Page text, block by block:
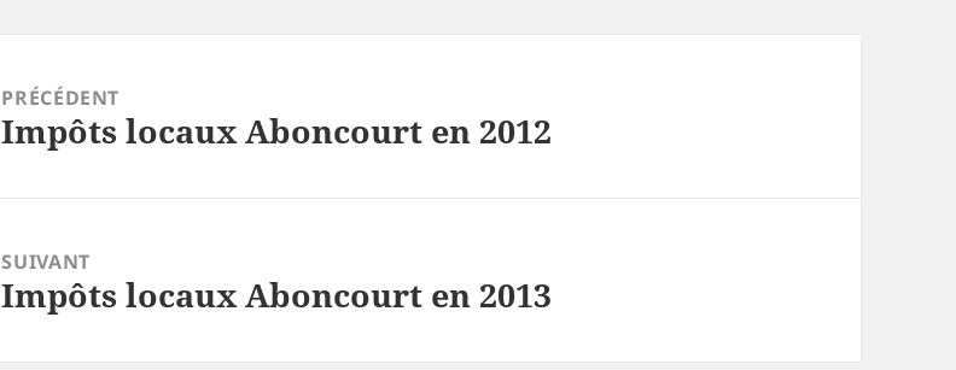
PRÉCÉDENT
Article
Impôts locaux Aboncourt en 2012
SUIVANT
Article
Impôts locaux Aboncourt en 2013